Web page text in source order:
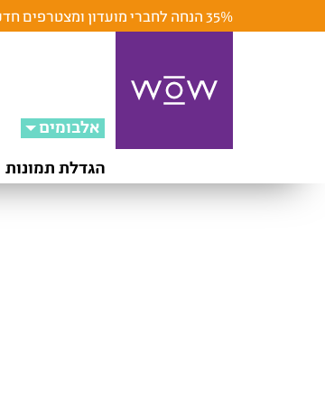
35% הנחה לחברי מועדון ומצטרפים חדשים |
אלבומים
הגדלת תמונות